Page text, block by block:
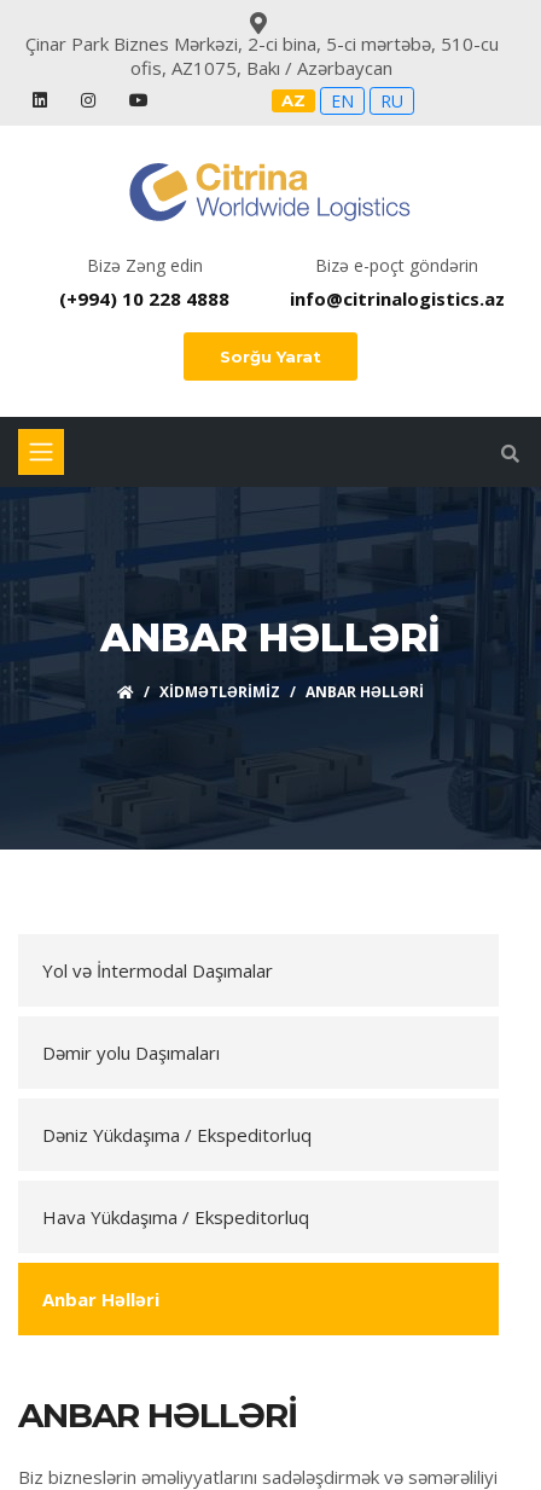
Çinar Park Biznes Mərkəzi, 2-ci bina, 5-ci mərtəbə, 510-cu
ofis, AZ1075, Bakı / Azərbaycan
AZ EN RU
Bizə Zəng edin
(+994) 10 228 4888
Bizə e-poçt göndərin
info@citrinalogistics.az
Sorğu Yarat
ANBAR HƏLLƏRI
XİDMƏTLƏRİMİZ ANBAR HƏLLƏRİ
Yol və İntermodal Daşımalar
Dəmir yolu Daşımaları
Dəniz Yükdaşıma / Ekspeditorluq
Hava Yükdaşıma / Ekspeditorluq
Anbar Həlləri
ANBAR HƏLLƏRI
Biz bizneslərin əməliyyatlarını sadələşdirmək və səmərəliliyi